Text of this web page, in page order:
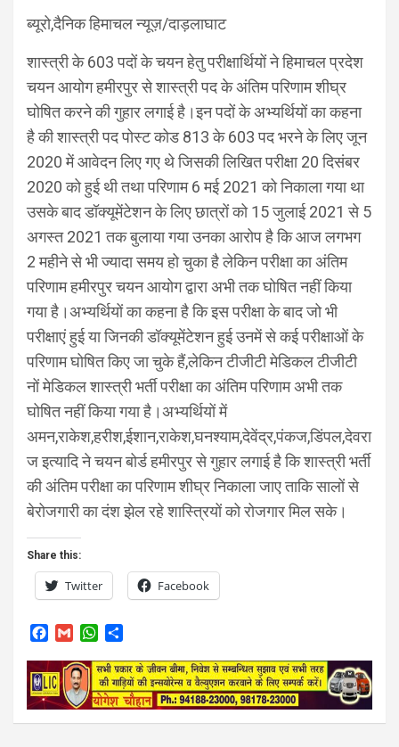
ब्यूरो,दैनिक हिमाचल न्यूज़/दाड़लाघाट
शास्त्री के 603 पदों के चयन हेतु परीक्षार्थियों ने हिमाचल प्रदेश
चयन आयोग हमीरपुर से शास्त्री पद के अंतिम परिणाम शीघ्र
घोषित करने की गुहार लगाई है।इन पदों के अभ्यर्थियों का कहना
है की शास्त्री पद पोस्ट कोड 813 के 603 पद भरने के लिए जून
2020 में आवेदन लिए गए थे जिसकी लिखित परीक्षा 20 दिसंबर
2020 को हुई थी तथा परिणाम 6 मई 2021 को निकाला गया था
उसके बाद डॉक्यूमेंटेशन के लिए छात्रों को 15 जुलाई 2021 से 5
अगस्त 2021 तक बुलाया गया उनका आरोप है कि आज लगभग
2 महीने से भी ज्यादा समय हो चुका है लेकिन परीक्षा का अंतिम
परिणाम हमीरपुर चयन आयोग द्वारा अभी तक घोषित नहीं किया
गया है।अभ्यर्थियों का कहना है कि इस परीक्षा के बाद जो भी
परीक्षाएं हुई या जिनकी डॉक्यूमेंटेशन हुई उनमें से कई परीक्षाओं के
परिणाम घोषित किए जा चुके हैं,लेकिन टीजीटी मेडिकल टीजीटी
नों मेडिकल शास्त्री भर्ती परीक्षा का अंतिम परिणाम अभी तक
घोषित नहीं किया गया है।अभ्यर्थियों में
अमन,राकेश,हरीश,ईशान,राकेश,घनश्याम,देवेंद्र,पंकज,डिंपल,देवरा
ज इत्यादि ने चयन बोर्ड हमीरपुर से गुहार लगाई है कि शास्त्री भर्ती
की अंतिम परीक्षा का परिणाम शीघ्र निकाला जाए ताकि सालों से
बेरोजगारी का दंश झेल रहे शास्त्रियों को रोजगार मिल सके।
Share this:
Twitter Facebook
c
e
b
o
a
i
l
W
a
t
s
A
a
r
e